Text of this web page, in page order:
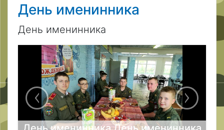
День именинника
День именинника